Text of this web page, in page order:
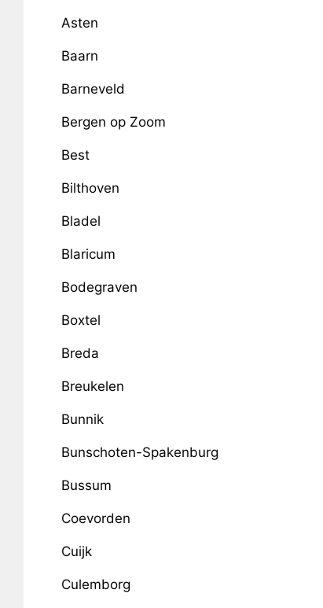
Asten
Baarn
Barneveld
Bergen op Zoom
Best
Bilthoven
Bladel
Blaricum
Bodegraven
Boxtel
Breda
Breukelen
Bunnik
Bunschoten-Spakenburg
Bussum
Coevorden
Cuijk
Culemborg